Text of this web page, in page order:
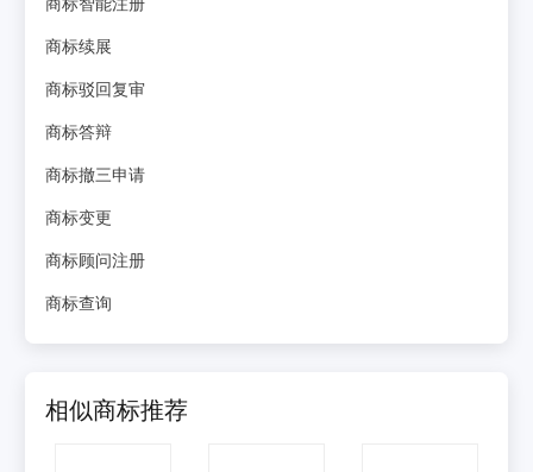
商标续展
商标驳回复审
商标答辩
商标撤三申请
商标变更
商标顾问注册
商标查询
相似商标推荐